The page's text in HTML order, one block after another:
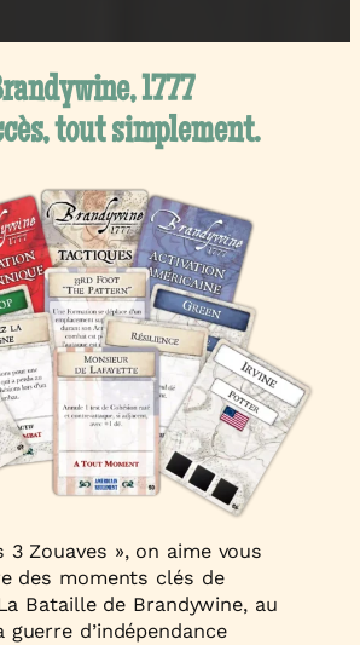
1777
tout simplement.
3 Zouaves », on aime vous
des moments clés de
Bataille de Brandywine, au
d’indépendance